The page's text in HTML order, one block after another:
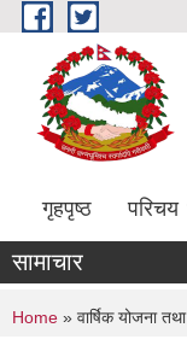
Skip to main content
गृहपृष्ठ परिचय
सामाचार
You are
Home » वार्षिक योजना